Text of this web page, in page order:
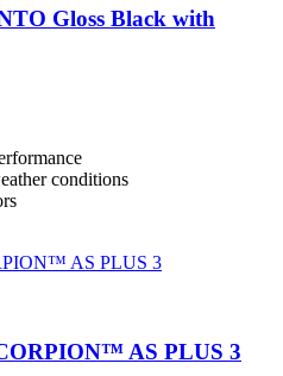
Gloss Black with
conditions
AS PLUS 3